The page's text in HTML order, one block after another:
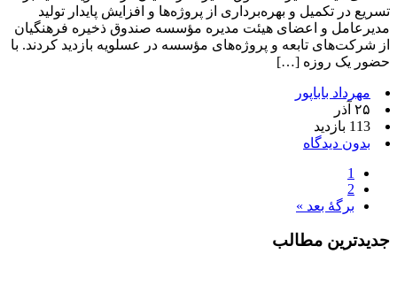
تسریع در تکمیل و بهره‌برداری از پروژه‌ها و افزایش پایدار تولید
مدیرعامل و اعضای هیئت مدیره مؤسسه صندوق ذخیره فرهنگیان
از شرکت‌های تابعه و پروژه‌های مؤسسه در عسلویه بازدید کردند. با
حضور یک روزه […]
مهرداد باباپور
۲۵ آذر
113 بازدید
بدون دیدگاه
1
2
برگهٔ بعد »
جدیدترین مطالب